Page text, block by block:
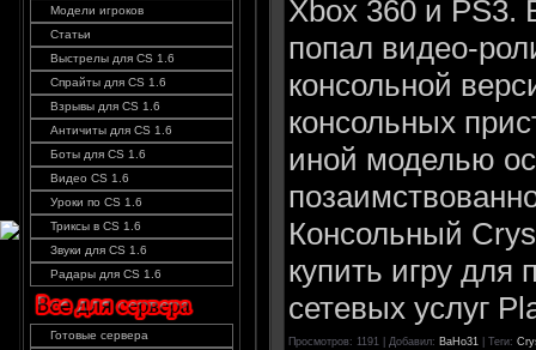
Модели игроков
Статьи
Выстрелы для CS 1.6
Спрайты для CS 1.6
Взрывы для CS 1.6
Античиты для CS 1.6
Боты для CS 1.6
Видео CS 1.6
Уроки по CS 1.6
Триксы в CS 1.6
Звуки для CS 1.6
Радары для CS 1.6
Готовые сервера
Xbox 360 и PS3.
попал видео-
консольной
консольных
иной моделью
Консольный
купить игру для
сетевых услуг
Просмотров: 1191 | Добавил: BaHo31 Теги: